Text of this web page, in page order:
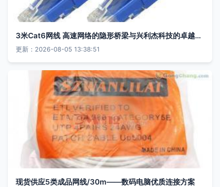
3米Cat6网线 高速网络的隐形桥梁与兴利杰科技的卓越品质
更新：2026-08-05 13:38:51
现货供应5类成品网线/30m——数码电脑优质连接方案